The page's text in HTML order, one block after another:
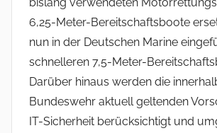
6,25-Meter-Bereitschaftsboote
nun in der Deutschen Marine
schnelleren 7,5-Meter-
Darüber hinaus werden die
Bundeswehr aktuell geltenden
IT-Sicherheit berücksichtigt und